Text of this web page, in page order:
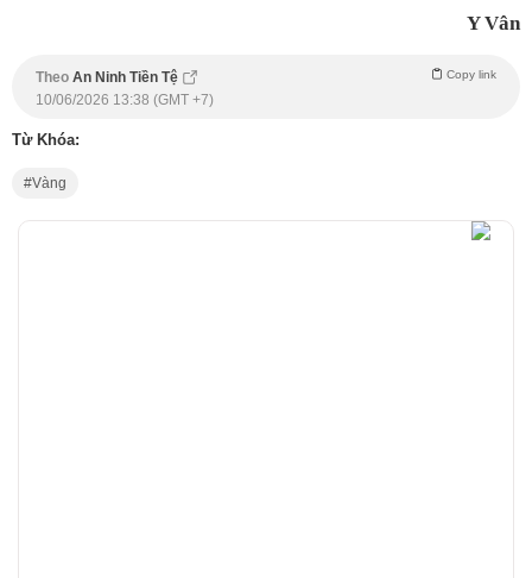
Y Vân
Theo An Ninh Tiền Tệ Copy link
10/06/2026 13:38 (GMT +7)
Từ Khóa:
Vàng